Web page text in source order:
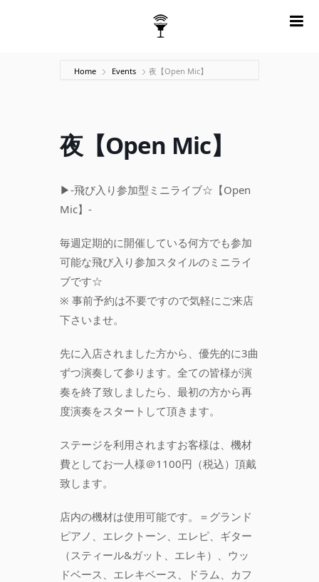
Home Events 夜【Open Mic】
夜【Open Mic】
▶-飛び入り参加型ミニライブ☆【Open
Mic】-
毎週定期的に開催している何方でも参加
可能な飛び入り参加スタイルのミニライ
ブです☆
※ 事前予約は不要ですので気軽にご来店
下さいませ。
先に入店されました方から、優先的に3曲
ずつ演奏して参ります。全ての皆様が演
奏を終了致しましたら、最初の方から再
度演奏をスタートして頂きます。
ステージを利用されますお客様は、機材
費としてお一人様＠1100円（税込）頂戴
致します。
店内の機材は使用可能です。＝グランド
ピアノ、エレクトーン、エレピ、ギター
（スティール&ガット、エレキ）、ウッ
ドベース、エレキベース、ドラム、カフ